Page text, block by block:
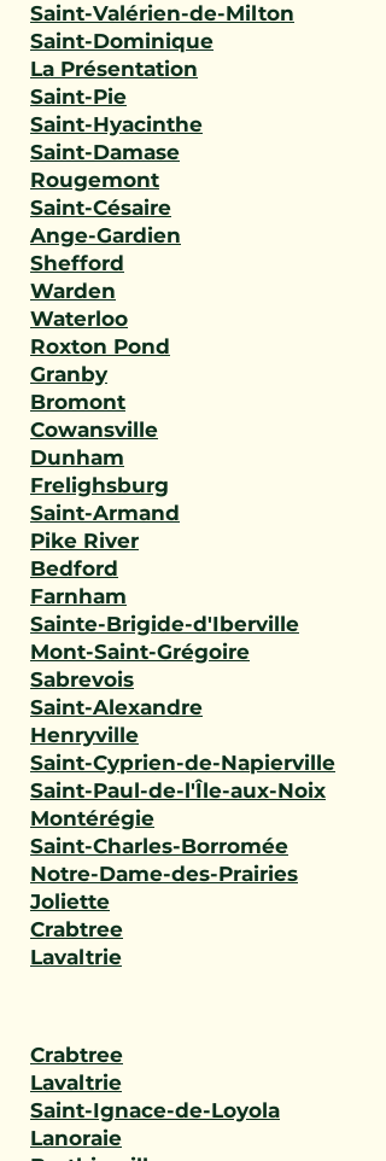
Saint-Valérien-de-Milton
Saint-Dominique
La Présentation
Saint-Pie
Saint-Hyacinthe
Saint-Damase
Rougemont
Saint-Césaire
Ange-Gardien
Shefford
Warden
Waterloo
Roxton Pond
Granby
Bromont
Cowansville
Dunham
Frelighsburg
Saint-Armand
Pike River
Bedford
Farnham
Sainte-Brigide-d'Iberville
Mont-Saint-Grégoire
Sabrevois
Saint-Alexandre
Henryville
Saint-Cyprien-de-Napierville
Saint-Paul-de-l'Île-aux-Noix
Montérégie
Saint-Charles-Borromée
Notre-Dame-des-Prairies
Joliette
Crabtree
Lavaltrie
Crabtree
Lavaltrie
Saint-Ignace-de-Loyola
Lanoraie